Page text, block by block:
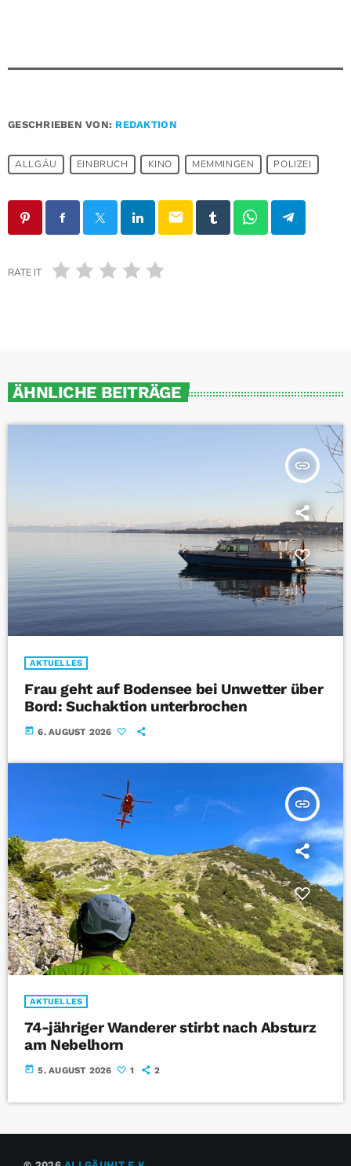
GESCHRIEBEN VON: REDAKTION
ALLGÄU EINBRUCH KINO MEMMINGEN POLIZEI
email
RATE IT
ÄHNLICHE BEITRÄGE
insert_link
AKTUELLES
Frau geht auf Bodensee bei Unwetter über
Bord: Suchaktion unterbrochen
today 6. AUGUST 2026
insert_link
AKTUELLES
74-jähriger Wanderer stirbt nach Absturz
am Nebelhorn
today 5. AUGUST 2026 1 2